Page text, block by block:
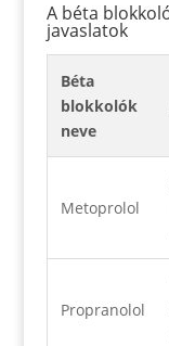
A béta
javaslatok
Béta
blokkolók
neve
Metoprolol
Propranolol